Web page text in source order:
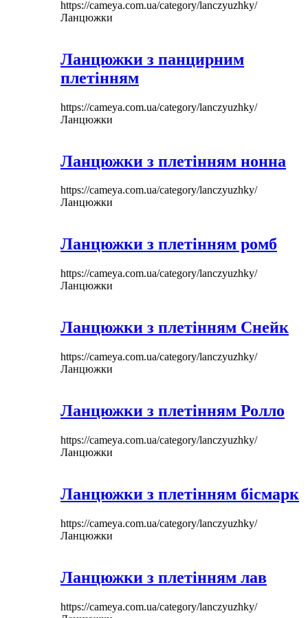
https://cameya.com.ua/category/lanczyuzhky/
Ланцюжки
Ланцюжки з панцирним
плетінням
https://cameya.com.ua/category/lanczyuzhky/
Ланцюжки
Ланцюжки з плетінням нонна
https://cameya.com.ua/category/lanczyuzhky/
Ланцюжки
Ланцюжки з плетінням ромб
https://cameya.com.ua/category/lanczyuzhky/
Ланцюжки
Ланцюжки з плетінням Снейк
https://cameya.com.ua/category/lanczyuzhky/
Ланцюжки
Ланцюжки з плетінням Ролло
https://cameya.com.ua/category/lanczyuzhky/
Ланцюжки
Ланцюжки з плетінням бісмарк
https://cameya.com.ua/category/lanczyuzhky/
Ланцюжки
Ланцюжки з плетінням лав
https://cameya.com.ua/category/lanczyuzhky/